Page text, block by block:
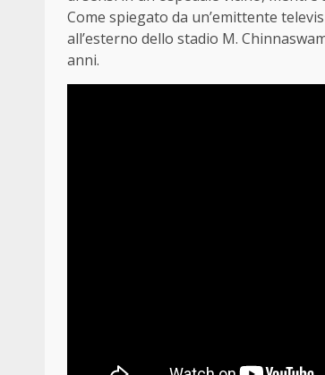
Come spiegato da un’emittente
all’esterno dello stadio M.
anni.